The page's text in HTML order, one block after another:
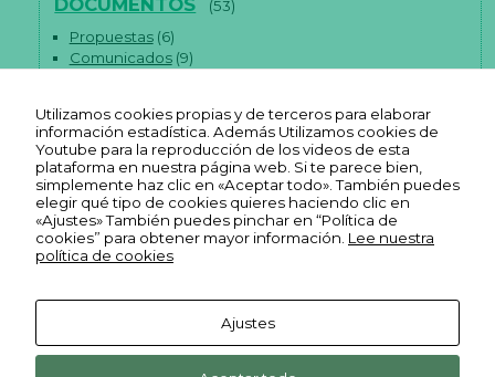
DOCUMENTOS
(53)
Propuestas(6)
Comunicados(9)
Ekonopolo. Polo de Economía
Reas
Youtube
Aviso legal
Utilizamos cookies propias y de terceros para elaborar
información estadística. Además Utilizamos cookies de
Youtube para la reproducción de los videos de esta
plataforma en nuestra página web. Si te parece bien,
simplemente haz clic en «Aceptar todo». También puedes
elegir qué tipo de cookies quieres haciendo clic en
«Ajustes» También puedes pinchar en “Política de
cookies” para obtener mayor información. Lee nuestra
política de cookies
Ajustes